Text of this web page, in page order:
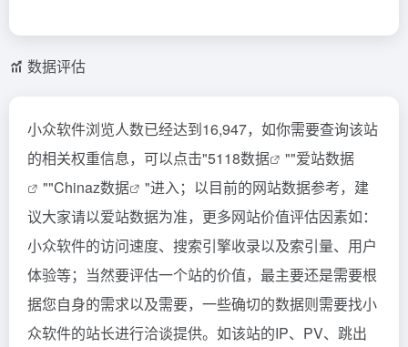
数据评估
小众软件浏览人数已经达到16,947，如你需要查询该站
的相关权重信息，可以点击"5118数据 ""爱站数据
""Chinaz数据
"进入；以目前的网站数据参考，建
议大家请以爱站数据为准，更多网站价值评估因素如：
小众软件的访问速度、搜索引擎收录以及索引量、用户
体验等；当然要评估一个站的价值，最主要还是需要根
据您自身的需求以及需要，一些确切的数据则需要找小
众软件的站长进行洽谈提供。如该站的IP、PV、跳出